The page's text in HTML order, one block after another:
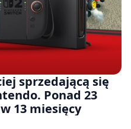
sprzedającą się
Ponad 23
13 miesięcy